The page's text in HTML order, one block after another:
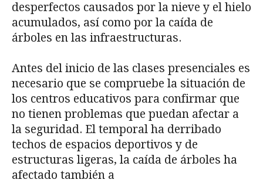
desperfectos causados por la nieve y el hielo
acumulados, así como por la caída de
árboles en las infraestructuras.
Antes del inicio de las clases presenciales es
necesario que se compruebe la situación de
los centros educativos para confirmar que
no tienen problemas que puedan afectar a
la seguridad. El temporal ha derribado
techos de espacios deportivos y de
estructuras ligeras, la caída de árboles ha
afectado también a